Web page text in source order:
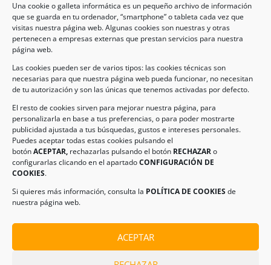
Una cookie o galleta informática es un pequeño archivo de información
que se guarda en tu ordenador, “smartphone” o tableta cada vez que
visitas nuestra página web. Algunas cookies son nuestras y otras
pertenecen a empresas externas que prestan servicios para nuestra
página web.
Las cookies pueden ser de varios tipos: las cookies técnicas son
necesarias para que nuestra página web pueda funcionar, no necesitan
de tu autorización y son las únicas que tenemos activadas por defecto.
El resto de cookies sirven para mejorar nuestra página, para
personalizarla en base a tus preferencias, o para poder mostrarte
publicidad ajustada a tus búsquedas, gustos e intereses personales.
Puedes aceptar todas estas cookies pulsando el
botónACEPTAR, rechazarlas pulsando el botón RECHAZARo
configurarlas clicando en el apartadoCONFIGURACIÓN DE
COOKIES.
Si quieres más información, consulta la POLÍTICA DE COOKIESde
nuestra página web.
ACEPTAR
Legal
AVISO LEGAL
POLÍTICA DE COOKIES
Información de Contacto
Dirección:
Navas de Jorquera – Albacete (España)
Tel:(+34) 967 48 22 15
Email:info@climanavas.com